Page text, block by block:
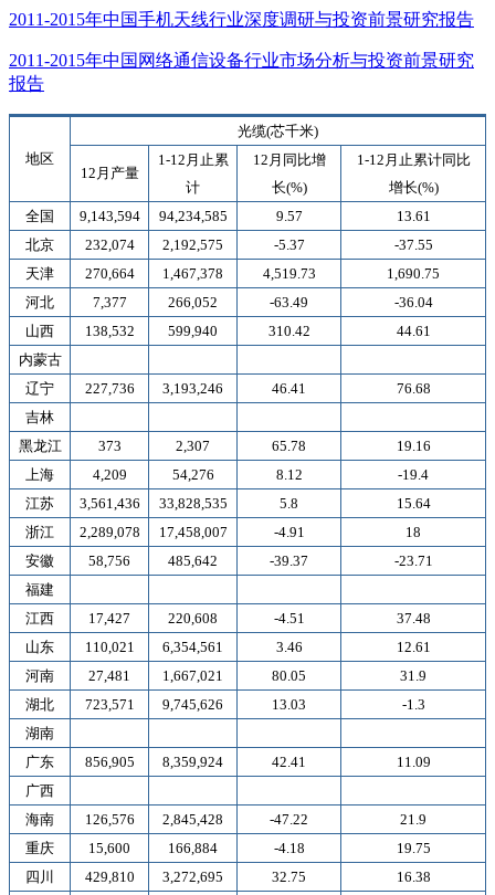
2011-2015年中国手机天线行业深度调研与投资前景研究报告
2011-2015年中国网络通信设备行业市场分析与投资前景研究
报告
地区
光缆(芯千米)
12 月产量
1-12 月止累
计
12 月同比增
长(%)
1-12 月止累计同比
增长(%)
全国
9,143,594 94,234,585 9.57
13.61
北京
232,074 2,192,575 -5.37
-37.55
天津
270,664 1,467,378 4,519.73
1,690.75
河北
7,377 266,052 -63.49
-36.04
山西
138,532 599,940 310.42
44.61
内蒙古
辽宁
227,736 3,193,246 46.41
76.68
吉林
黑龙江
373 2,307 65.78
19.16
上海
4,209 54,276 8.12
-19.4
江苏
3,561,436 33,828,535 5.8
15.64
浙江
2,289,078 17,458,007 -4.91
18
安徽
58,756 485,642 -39.37
-23.71
福建
江西
17,427 220,608 -4.51
37.48
山东
110,021 6,354,561 3.46
12.61
河南
27,481 1,667,021 80.05
31.9
湖北
723,571 9,745,626 13.03
-1.3
湖南
广东
856,905 8,359,924 42.41
11.09
广西
海南
126,576 2,845,428 -47.22
21.9
重庆
15,600 166,884 -4.18
19.75
四川
429,810 3,272,695 32.75
16.38